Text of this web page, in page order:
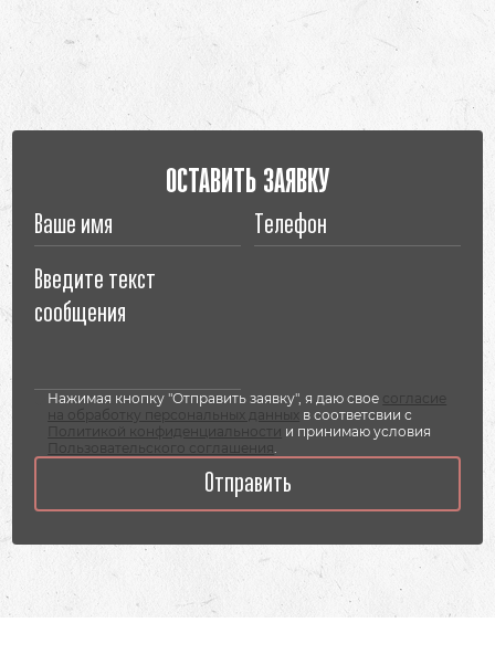
ОСТАВИТЬ ЗАЯВКУ
Нажимая кнопку "Отправить заявку", я даю свое
согласие
на обработку персональных данных
в соответсвии с
Политикой конфиденциальности и принимаю условия
Пользовательского соглашения.
Отправить